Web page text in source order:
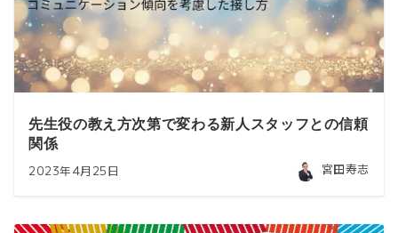
先生役の教え方次第で変わる新人スタッフとの信頼
関係
2023年4月25日 宮田寿志